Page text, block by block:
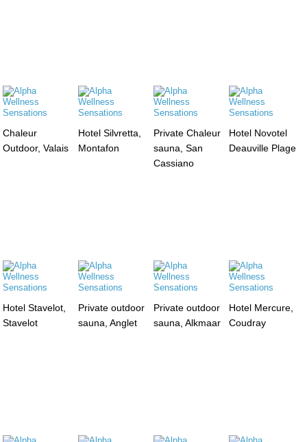
Chaleur
Outdoor, Valais
Hotel Silvretta,
Montafon
Private Chaleur
sauna, San
Cassiano
Hotel Novotel
Deauville Plage
Hotel Stavelot,
Stavelot
Private outdoor
sauna, Anglet
Private outdoor
sauna, Alkmaar
Hotel Mercure,
Coudray